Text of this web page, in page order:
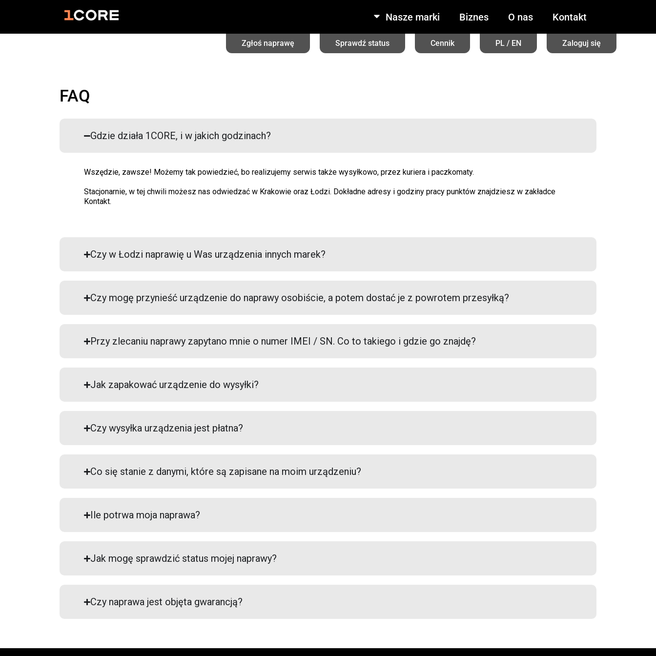
Nasze marki Biznes O nas Kontakt
Zgłoś naprawę Sprawdź status Cennik PL / EN Zaloguj się
FAQ
Gdzie działa 1CORE, i w jakich godzinach?
Wszędzie, zawsze! Możemy tak powiedzieć, bo realizujemy serwis także wysyłkowo, przez kuriera i paczkomaty.
Stacjonarnie, w tej chwili możesz nas odwiedzać w Krakowie oraz Łodzi. Dokładne adresy i godziny pracy punktów znajdziesz w zakładce
Kontakt.
Czy w Łodzi naprawię u Was urządzenia innych marek?
Czy mogę przynieść urządzenie do naprawy osobiście, a potem dostać je z powrotem przesyłką?
Przy zlecaniu naprawy zapytano mnie o numer IMEI / SN. Co to takiego i gdzie go znajdę?
Jak zapakować urządzenie do wysyłki?
Czy wysyłka urządzenia jest płatna?
Co się stanie z danymi, które są zapisane na moim urządzeniu?
Ile potrwa moja naprawa?
Jak mogę sprawdzić status mojej naprawy?
Czy naprawa jest objęta gwarancją?